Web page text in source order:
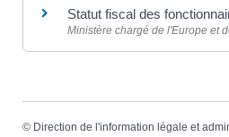
Statut fiscal des
Ministère chargé de l'Europe et
© Direction de l'information légale et